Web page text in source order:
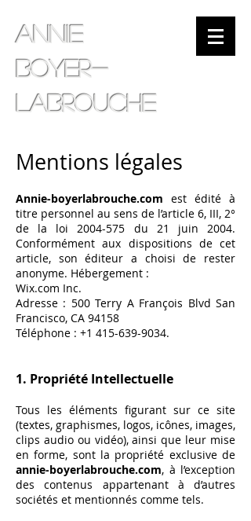
Annie
Boyer-
Labrouche
Mentions légales
Annie-boyerlabrouche.com est édité à
titre personnel au sens de l’article 6, III, 2°
de la loi2004-575 du 21 juin 2004.
Conformément aux dispositions de cet
article, son éditeur a choisi de rester
anonyme. Hébergement :
Wix.com Inc.
Adresse : 500 Terry A François Blvd San
Francisco, CA 94158
Téléphone : +1 415-639-9034.
1. Propriété Intellectuelle
Tous les éléments figurant sur ce site
(textes, graphismes, logos, icônes, images,
clips audio ou vidéo), ainsi que leur mise
en forme, sont la propriété exclusive de
annie-boyerlabrouche.com, à l’exception
des contenus appartenant à d’autres
sociétés et mentionnés comme tels.